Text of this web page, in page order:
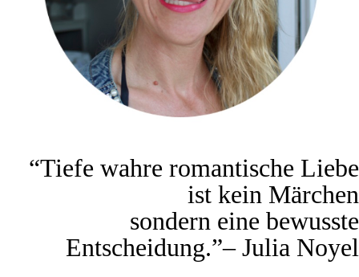
“Tiefe wahre romantische Liebe
ist kein Märchen
sondern eine bewusste
Entscheidung.”– Julia Noyel